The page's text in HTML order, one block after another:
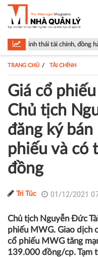
tài chính, đồng hành cùng nhịp
TRANG CHỦ TÀI CHÍNH
Giá cổ
Chủ tịch
đăng ký
phiếu và có
đồng
Tri Túc 01/12/2021
Chủ tịch Nguyễn Đức
phiếu MWG. Giao dịch
cổ phiếu MWG tăng
139.000 đồng/cp. Tạm